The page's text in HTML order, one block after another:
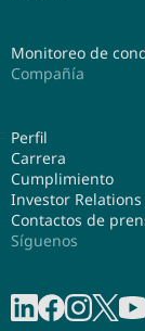
Monitoreo de
Compañía
Perfil
Carrera
Cumplimiento
Investor Relations
Contactos de
Síguenos